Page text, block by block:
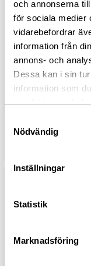
och annonserna
för sociala medier
vidarebefordrar
information från
annons- och
Dessa kan i sin
information som
samlat in när du
Nödvändig
Inställningar
Statistik
Marknadsföring
Extra överdrag till
hundvagn Safari
medium -
Ljusgrå/
Reservdel
899kr